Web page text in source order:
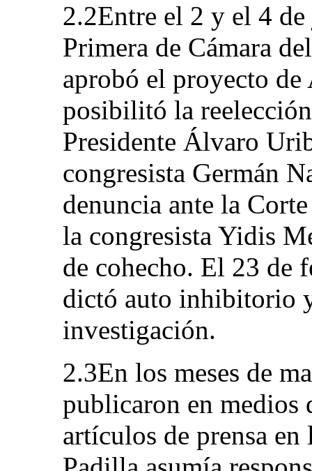
2.2Entre el 2 y el 4
Primera de Cámara
aprobó el proyecto
posibilitó la
Presidente Álvaro
congresista Germán
denuncia ante la
la congresista Yidis
de cohecho. El 23 de
dictó auto inhibitorio
investigación.
2.3En los meses de
publicaron en medios
artículos de prensa